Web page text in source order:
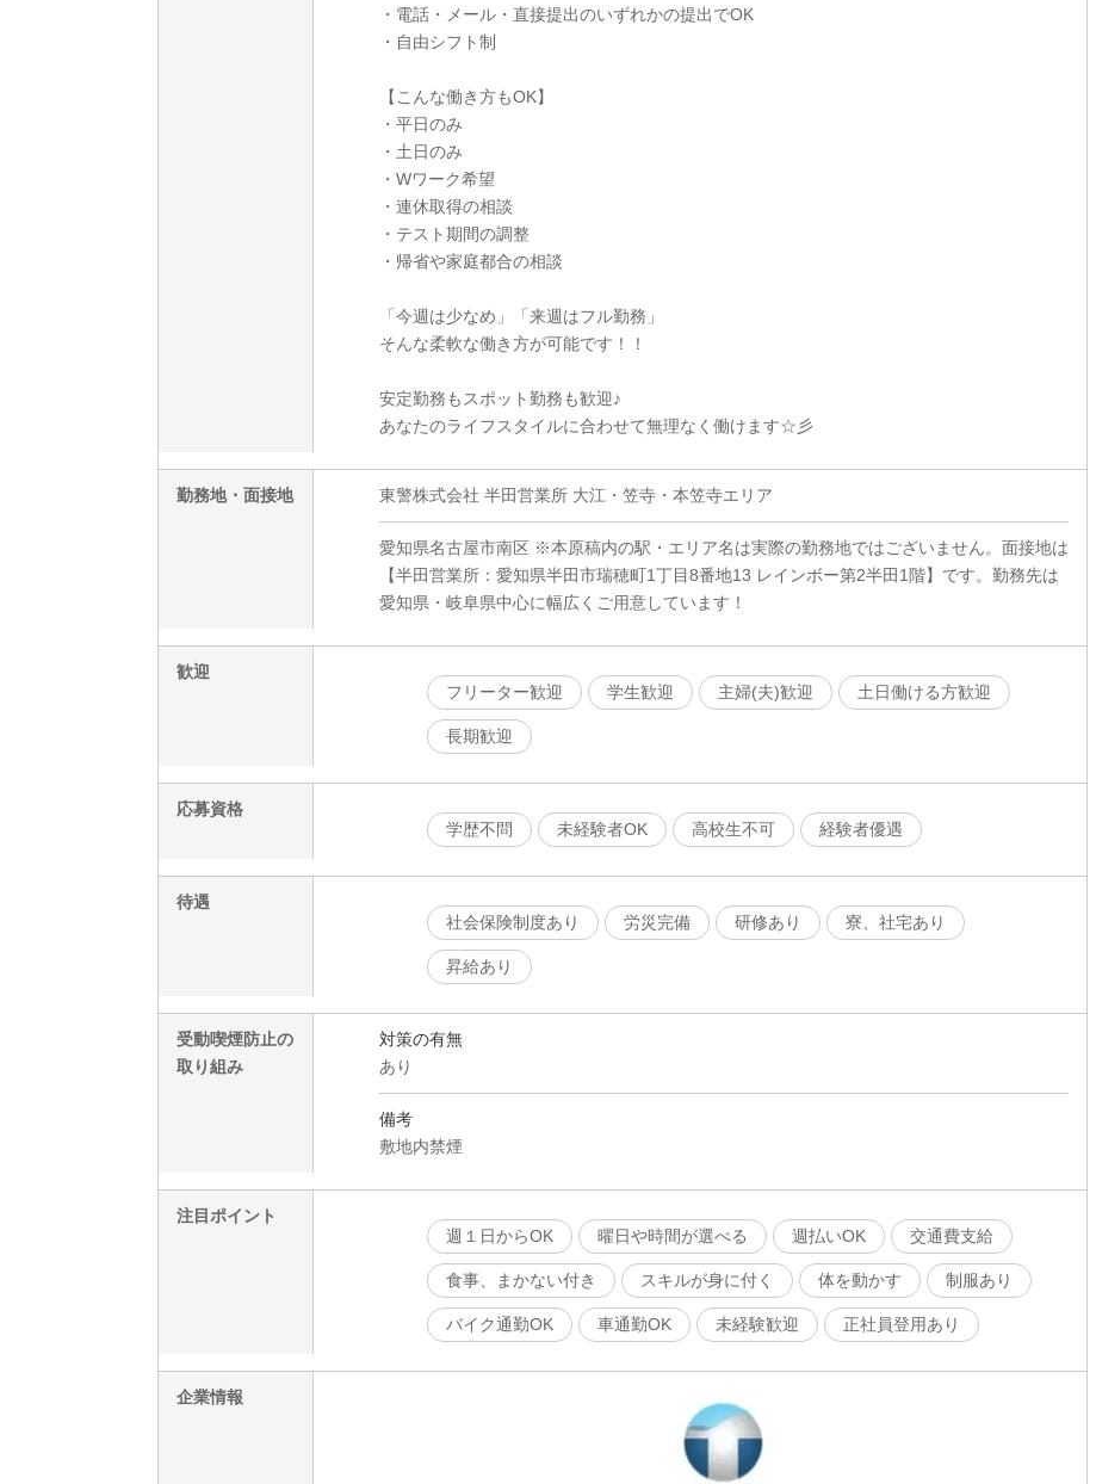
・電話・メール・直接提出のいずれかの提出でOK
・自由シフト制
【こんな働き方もOK】
・平日のみ
・土日のみ
・Wワーク希望
・連休取得の相談
・テスト期間の調整
・帰省や家庭都合の相談
「今週は少なめ」「来週はフル勤務」
そんな柔軟な働き方が可能です！！
安定勤務もスポット勤務も歓迎♪
あなたのライフスタイルに合わせて無理なく働けます☆彡
勤務地・面接地 東警株式会社 半田営業所 大江・笠寺・本笠寺エリア
愛知県名古屋市南区 ※本原稿内の駅・エリア名は実際の勤務地ではございません。面接地は
【半田営業所：愛知県半田市瑞穂町1丁目8番地13 レインボー第2半田1階】です。勤務先は
愛知県・岐阜県中心に幅広くご用意しています！
歓迎
フリーター歓迎
学生歓迎 主婦(夫)歓迎 土日働ける方歓迎
長期歓迎
応募資格
学歴不問
未経験者OK 高校生不可 経験者優遇
待遇
社会保険制度あり
労災完備 研修あり 寮、社宅あり
昇給あり
受動喫煙防止の
取り組み
対策の有無
あり
備考
敷地内禁煙
注目ポイント
週１日からOK
曜日や時間が選べる 週払いOK 交通費支給
食事、まかない付き スキルが身に付く 体を動かす 制服あり
バイク通勤OK 車通勤OK 未経験歓迎 正社員登用あり
企業情報